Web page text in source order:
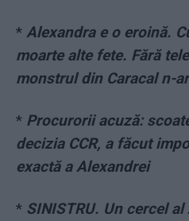
* Alexandra e o eroină.
moarte alte fete. Fără
monstrul din Caracal n-
* Procurorii acuză:
decizia CCR, a făcut
exactă a Alexandrei
* SINISTRU. Un cercel